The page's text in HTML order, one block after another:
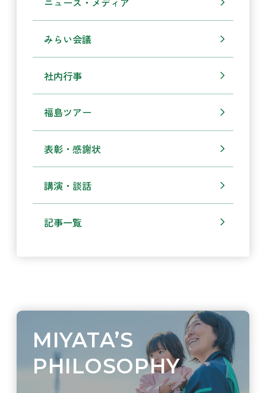
みらい会議
社内行事
福島ツアー
表彰・感謝状
講演・談話
記事一覧
MIYATA’S
PHILOSOPHY